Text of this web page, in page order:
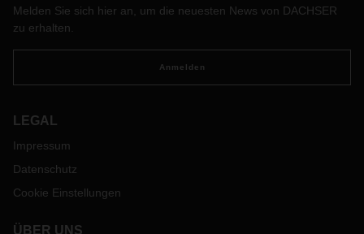
Melden Sie sich hier an, um die neuesten News von DACHSER
zu erhalten.
Anmelden
LEGAL
Impressum
Datenschutz
Cookie Einstellungen
ÜBER UNS